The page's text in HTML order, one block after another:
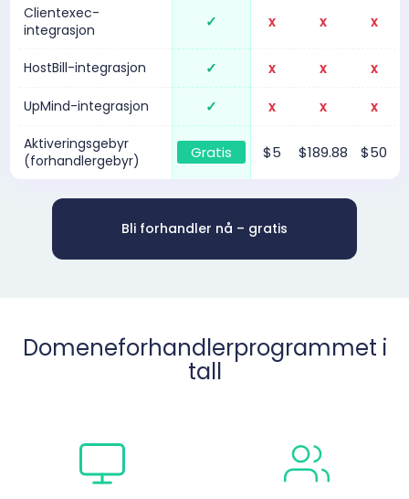
Clientexec-
integrasjon
✓ x x x
HostBill-integrasjon ✓ x x x
UpMind-integrasjon ✓ x x x
Aktiveringsgebyr
(forhandlergebyr)
Gratis $5 $189.88 $50
Bli forhandler nå – gratis
Domeneforhandlerprogrammet i
tall